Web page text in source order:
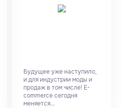
Будущее уже наступило,
и для индустрии моды и
продаж в том числе! E-
commerce сегодня
меняется...